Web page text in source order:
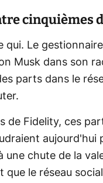
cinquièmes
qui. Le
Musk dans son
parts dans le
de Fidelity, ces
aujourd'hui
chute de la
que le réseau